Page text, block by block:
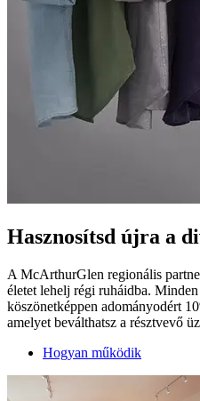
Hasznosítsd újra a
A McArthurGlen regionális
életet lehelj régi ruháidba.
köszönetképpen adományodért
amelyet beválthatsz a résztvevő
Hogyan működik